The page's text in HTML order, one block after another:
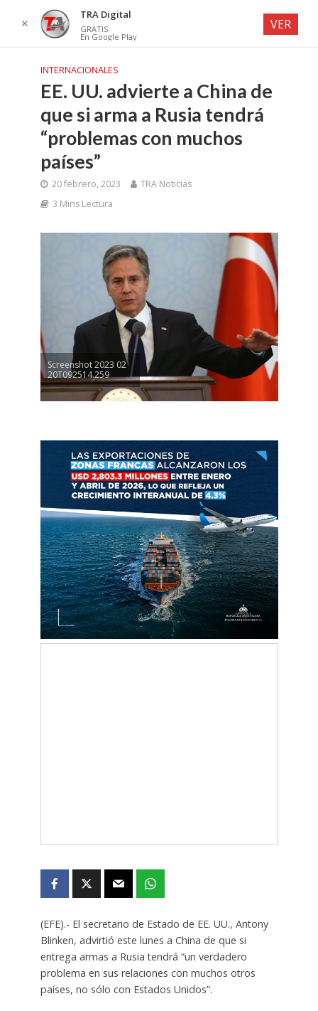
INTERNACIONALES
EE. UU. advierte a China de
que si arma a Rusia tendrá
“problemas con muchos
países”
20 febrero, 2023
TRA Noticias
3 Mins Lectura
Screenshot 2023 02
20T092514.259
(EFE).- El secretario de Estado de EE. UU., Antony
Blinken, advirtió este lunes a China de que si
entrega armas a Rusia tendrá “un verdadero
problema en sus relaciones con muchos otros
países, no sólo con Estados Unidos”.
✕
TRA Digital
GRATIS
En Google Play
VER